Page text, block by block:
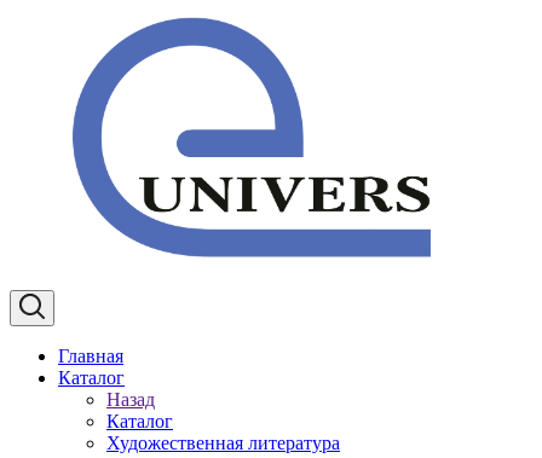
Главная
Каталог
Назад
Каталог
Художественная литература